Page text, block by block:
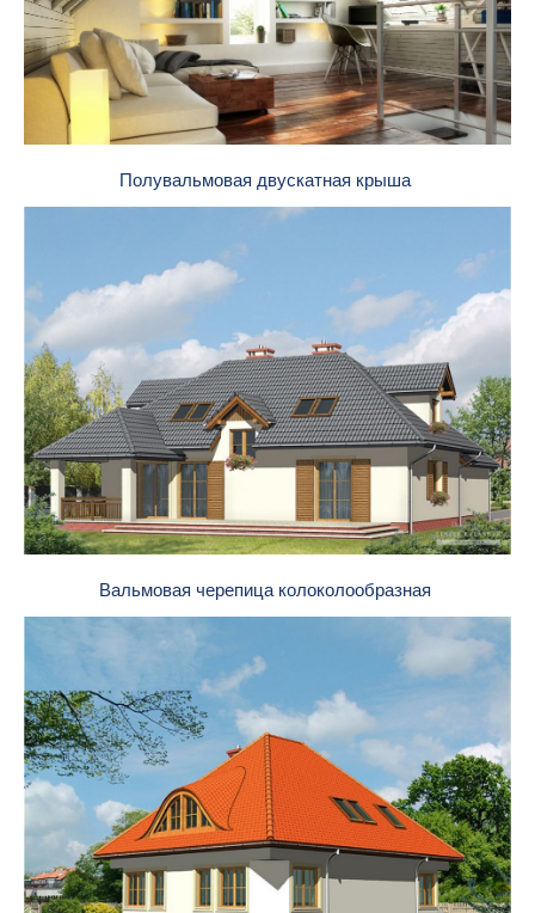
Полувальмовая двускатная крыша
Вальмовая черепица колоколообразная